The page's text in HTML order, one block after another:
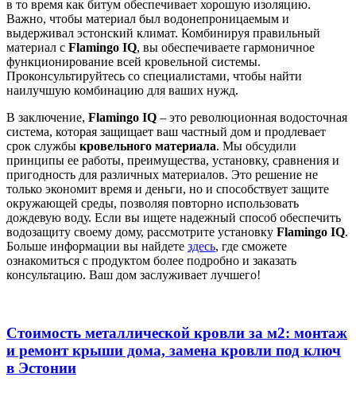
в то время как битум обеспечивает хорошую изоляцию.
Важно, чтобы материал был водонепроницаемым и
выдерживал эстонский климат. Комбинируя правильный
материал с Flamingo IQ, вы обеспечиваете гармоничное
функционирование всей кровельной системы.
Проконсультируйтесь со специалистами, чтобы найти
наилучшую комбинацию для ваших нужд.
В заключение, Flamingo IQ – это революционная водосточная
система, которая защищает ваш частный дом и продлевает
срок службы кровельного материала. Мы обсудили
принципы ее работы, преимущества, установку, сравнения и
пригодность для различных материалов. Это решение не
только экономит время и деньги, но и способствует защите
окружающей среды, позволяя повторно использовать
дождевую воду. Если вы ищете надежный способ обеспечить
водозащиту своему дому, рассмотрите установку Flamingo IQ.
Больше информации вы найдете здесь, где сможете
ознакомиться с продуктом более подробно и заказать
консультацию. Ваш дом заслуживает лучшего!
Стоимость металлической кровли за м2: монтаж
и ремонт крыши дома, замена кровли под ключ
в Эстонии